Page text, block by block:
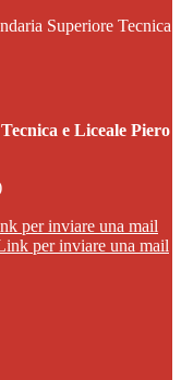
Superiore Tecnica
e Liceale Piero
per inviare una mail
per inviare una mail